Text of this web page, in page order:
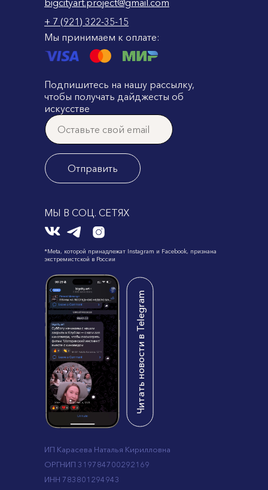
bigcityart.project@gmail.com
+ 7 (921) 322-35-15
Мы принимаем к оплате:
МЫ В СОЦ. СЕТЯХ
Подпишитесь на нашу рассылку,
чтобы получать дайджесты об
искусстве
Отправить
*Meta, которой принадлежат Instagram и Facebook, признана
экстремистской в России
ИП Карасева Наталья Кирилловна
ОРГНИП 319784700292169
ИНН 783801294943
Читать новости в Telegram